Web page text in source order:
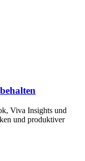
Viva Insights und
und produktiver